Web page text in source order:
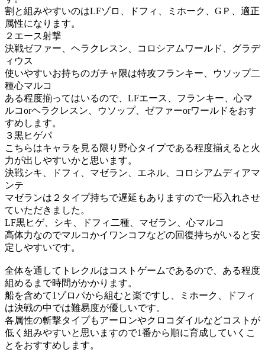
割と組みやすいのはLFゾロ、ドフィ、ミホーク、GＰ、適正
属性になります。
２エース射撃
決戦ゼファー、ヘラクレスン、コロシアムワールド、グラデ
ィウス
使いやすいお持ちのガチャ限は特攻フランキー、ウソップ二
種心マルコ
ある程度揃ってはいるので、LFエース、フランキー、心マ
ルコorヘラクレスン、ウソップ、ゼファーorワールドをおす
すめします。
３黒ヒゲパ
こちらはキャラを見る限り野心タイプである程度揃えると火
力が出しやすいかと思います。
決戦シキ、ドフィ、マゼラン、エネル、コロシアムディアマ
ンテ
マゼランは２タイプ持ちで遅延もありますので一応入れさせ
ていただきました。
LF黒ヒゲ、シキ、ドフィ二種、マゼラン、心マルコ
高体力なのでマルコかイワンコフなどの回復持ちがいると安
定しやすいです。
全体を通してトレクルはコストゲームであるので、ある程度
組めるまで時間がかかります。
船を含めて1ゾロパから組むと楽ですし、ミホーク、ドフィ
は決戦の中では難易度が優しいです。
各属性の斬撃タイプもアーロンやクロコダイルなどコストが
低く組みやすいと思いますので1番から順に育成していくこ
とをおすすめします。